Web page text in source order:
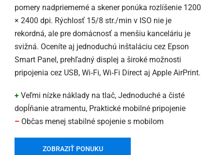
pomery nadpriemerné a skener ponúka rozlíšenie 1200
× 2400 dpi. Rýchlosť 15/8 str./min v ISO nie je
rekordná, ale pre domácnosť a menšiu kanceláriu je
svižná. Oceníte aj jednoduchú inštaláciu cez Epson
Smart Panel, prehľadný displej a široké možnosti
pripojenia cez USB, Wi‑Fi, Wi‑Fi Direct aj Apple AirPrint.
+ Veľmi nízke náklady na tlač, Jednoduché a čisté
dopĺňanie atramentu, Praktické mobilné pripojenie
– Občas menej stabilné spojenie s mobilom
ZOBRAZIŤ PONUKU